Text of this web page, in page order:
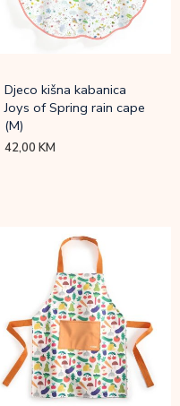
Djeco kišna kabanica
Joys of Spring rain cape
(M)
42,00KM